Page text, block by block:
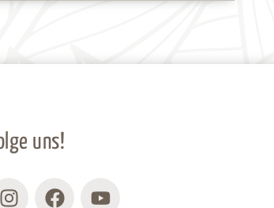
uns!
InstagramFacebookYoutube